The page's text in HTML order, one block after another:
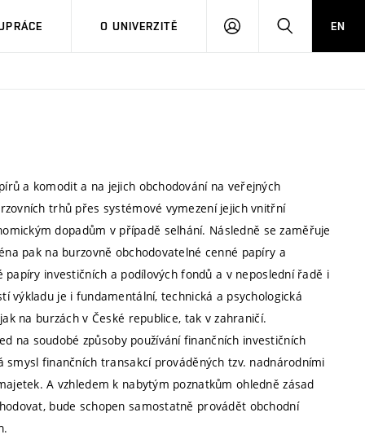
O UNIVERZITĚ
PŘIHLÁSIT HLEDATEN
a komodit a na jejich obchodování na veřejných
trhů přes systémové vymezení jejich vnitřní
dopadům v případě selhání. Následně se zaměřuje
pak na burzovně obchodovatelné cenné papíry a
investičních a podílových fondů a v neposlední řadě i
výkladu je i fundamentální, technická a psychologická
na burzách v České republice, tak v zahraničí.
na soudobé způsoby používání finančních investičních
finančních transakcí prováděných tzv. nadnárodními
A vzhledem k nabytým poznatkům ohledně zásad
bude schopen samostatně provádět obchodní